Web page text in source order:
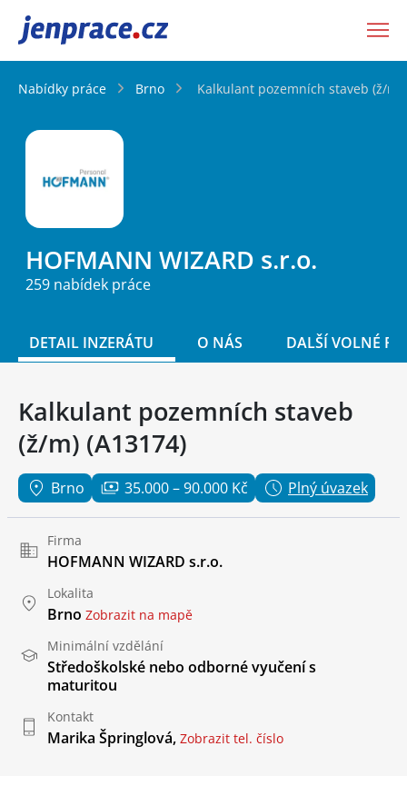
JenPráce.cz
Nabídky práce Brno Kalkulant pozemních staveb (ž/m)
HOFMANN WIZARD s.r.o.
259 nabídek práce
DETAIL INZERÁTU O NÁS DALŠÍ VOLNÉ
Kalkulant pozemních staveb
(ž/m) (A13174)
Brno 35.000 – 90.000 Kč Plný úvazek
Firma
HOFMANN WIZARD s.r.o.
Lokalita
Brno Zobrazit na mapě
Minimální vzdělání
Středoškolské nebo odborné vyučení s
maturitou
Kontakt
Marika Špringlová, Zobrazit tel. číslo